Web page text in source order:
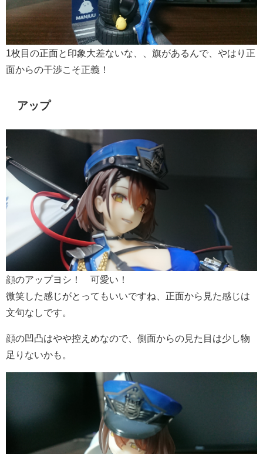
1枚目の正面と印象大差ないな、、旗があるんで、やはり正
面からの干渉こそ正義！
アップ
顔のアップヨシ！ 可愛い！
微笑した感じがとってもいいですね、正面から見た感じは
文句なしです。
顔の凹凸はやや控えめなので、側面からの見た目は少し物
足りないかも。